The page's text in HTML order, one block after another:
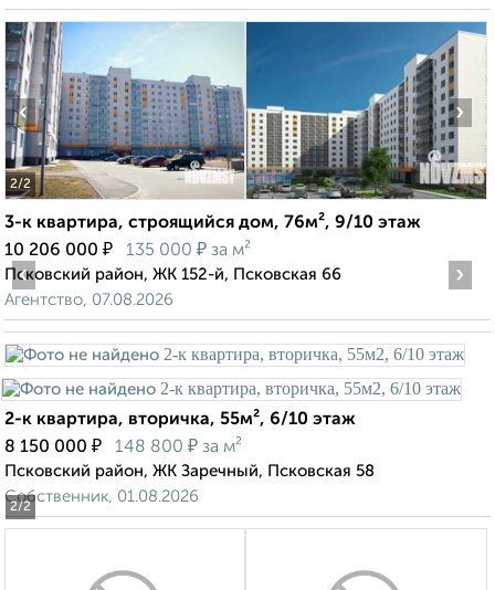
2/2
‹ ›
3-к квартира, строящийся дом, 76м², 9/10 этаж
10 206 000 ₽ 135 000 ₽ за м²
Псковский район, ЖК 152-й, Псковская 66
Агентство, 07.08.2026
2/2
‹ ›
2-к квартира, вторичка, 55м², 6/10 этаж
8 150 000 ₽ 148 800 ₽ за м²
Псковский район, ЖК Заречный, Псковская 58
Собственник, 01.08.2026